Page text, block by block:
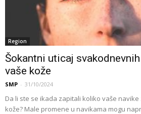
Region
Šokantni uticaj
vaše kože
SMP - 31/10/2024
Da li ste se ikada zapitali koliko vaše
kože? Male promene u navikama mogu